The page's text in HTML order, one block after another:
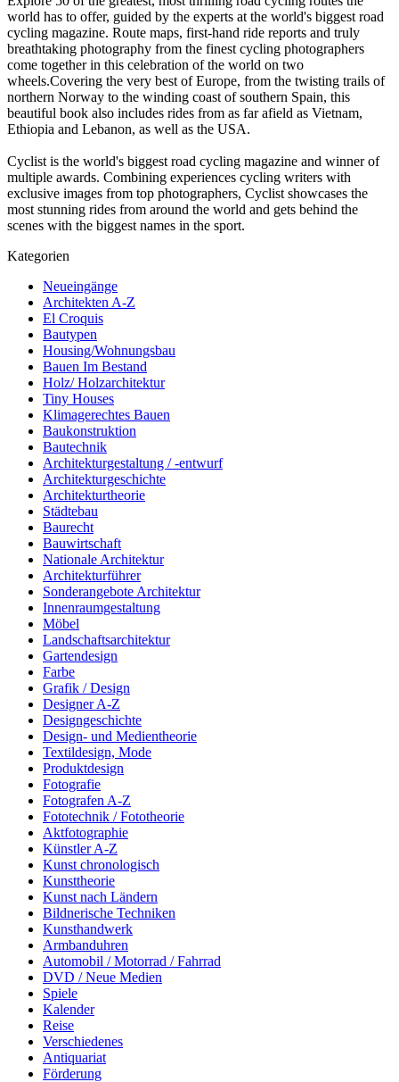
world has to offer, guided by the experts at the world's biggest road
cycling magazine. Route maps, first-hand ride reports and truly
breathtaking photography from the finest cycling photographers
come together in this celebration of the world on two
wheels.Covering the very best of Europe, from the twisting trails of
northern Norway to the winding coast of southern Spain, this
beautiful book also includes rides from as far afield as Vietnam,
Ethiopia and Lebanon, as well as the USA.
Cyclist is the world's biggest road cycling magazine and winner of
multiple awards. Combining experiences cycling writers with
exclusive images from top photographers, Cyclist showcases the
most stunning rides from around the world and gets behind the
scenes with the biggest names in the sport.
Kategorien
Neueingänge
Architekten A-Z
El Croquis
Bautypen
Housing/Wohnungsbau
Bauen Im Bestand
Holz/ Holzarchitektur
Tiny Houses
Klimagerechtes Bauen
Baukonstruktion
Bautechnik
Architekturgestaltung / -entwurf
Architekturgeschichte
Architekturtheorie
Städtebau
Baurecht
Bauwirtschaft
Nationale Architektur
Architekturführer
Sonderangebote Architektur
Innenraumgestaltung
Möbel
Landschaftsarchitektur
Gartendesign
Farbe
Grafik / Design
Designer A-Z
Designgeschichte
Design- und Medientheorie
Textildesign, Mode
Produktdesign
Fotografie
Fotografen A-Z
Fototechnik / Fototheorie
Aktfotographie
Künstler A-Z
Kunst chronologisch
Kunsttheorie
Kunst nach Ländern
Bildnerische Techniken
Kunsthandwerk
Armbanduhren
Automobil / Motorrad / Fahrrad
DVD / Neue Medien
Spiele
Kalender
Reise
Verschiedenes
Antiquariat
Förderung